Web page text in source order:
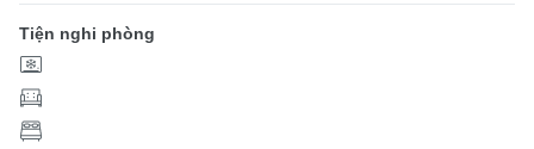
Tiện nghi phòng